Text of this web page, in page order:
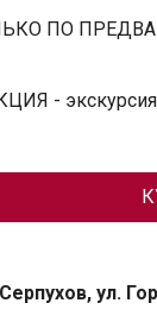
ПО
-
ул.